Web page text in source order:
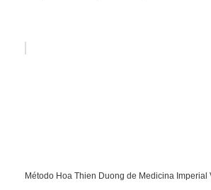
Método Hoa Thien Duong de Medicina Imperial